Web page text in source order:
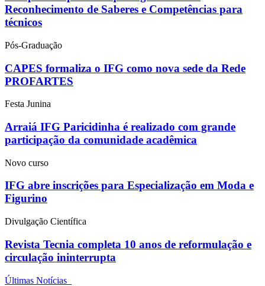
Reconhecimento de Saberes e Competências para
técnicos
Pós-Graduação
CAPES formaliza o IFG como nova sede da Rede
PROFARTES
Festa Junina
Arraiá IFG Paricidinha é realizado com grande
participação da comunidade acadêmica
Novo curso
IFG abre inscrições para Especialização em Moda e
Figurino
Divulgação Científica
Revista Tecnia completa 10 anos de reformulação e
circulação ininterrupta
Últimas Notícias